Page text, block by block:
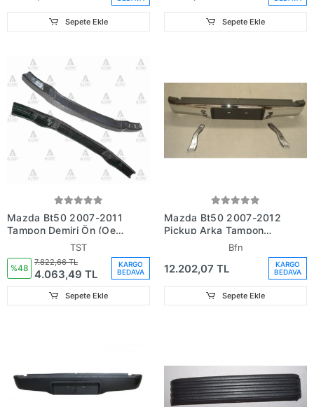
Sepete Ekle Sepete Ekle
Mazda Bt50 2007-2011
Tampon Demiri Ön (Oem
No:Ur56-50-070B)
TST
%48
7.822,66 TL
4.063,49 TL
KARGO
BEDAVA
Sepete Ekle
Mazda Bt50 2007-2012
Pickup Arka Tampon
Nikelajlı (Plaka Takılan
(Bfn) (Adet) (Oem
Bfn
12.202,07 TL
KARGO
BEDAVA
Sepete Ekle